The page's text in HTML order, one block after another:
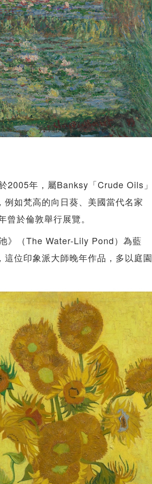
2005年，屬Banksy「Crude Oils」
如梵高的向日葵、美國當代名家
於倫敦舉行展覽。
》（The Water-Lily Pond）為藍
位印象派大師晚年作品，多以庭園